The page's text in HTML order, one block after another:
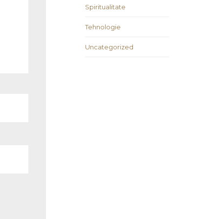
Spiritualitate
Tehnologie
Uncategorized